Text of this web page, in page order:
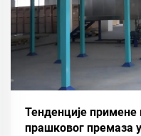
Тенденције примене
прашковог премаза